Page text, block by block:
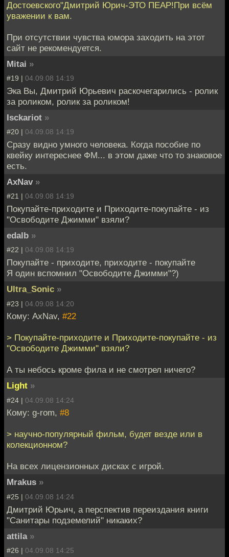
Достоевского"Дмитрий Юрич-ЭТО ПЕАР!При всём
уважении к вам.
При отсутствии чувства юмора заходить на этот
сайт не рекомендуется.
Mitai »
#19 | 04.09.08 14:19
Эка Вы, Дмитрий Юрьевич раскочегарились - ролик
за роликом, ролик за роликом!
Isckariot »
#20 | 04.09.08 14:19
Сразу видно умного человека. Когда пособие по
квейку интереснее ФМ... в этом даже что то знаковое
есть.
AxNav »
#21 | 04.09.08 14:19
Покупайте-приходите и Приходите-покупайте - из
"Освободите Джимми" взяли?
edalb »
#22 | 04.09.08 14:19
Покупайте - приходите, приходите - покупайте
Я один вспомнил "Освободите Джимми"?)
Ultra_Sonic »
#23 | 04.09.08 14:20
Кому: AxNav, #22
> Покупайте-приходите и Приходите-покупайте - из
"Освободите Джимми" взяли?
А ты небось кроме фила и не смотрел ничего?
Light »
#24 | 04.09.08 14:24
Кому: g-rom, #8
> научно-популярный фильм, будет везде или в
колекционном?
На всех лицензионных дисках с игрой.
Mrakus »
#25 | 04.09.08 14:24
Дмитрий Юрьич, а перспектив переиздания книги
"Санитары подземелий" никаких?
attila »
#26 | 04.09.08 14:25